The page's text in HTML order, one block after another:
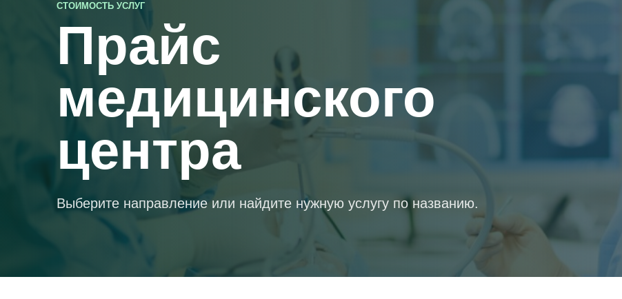
СТОИМОСТЬ УСЛУГ
Прайс
медицинского
центра
Выберите направление или найдите нужную услугу по названию.